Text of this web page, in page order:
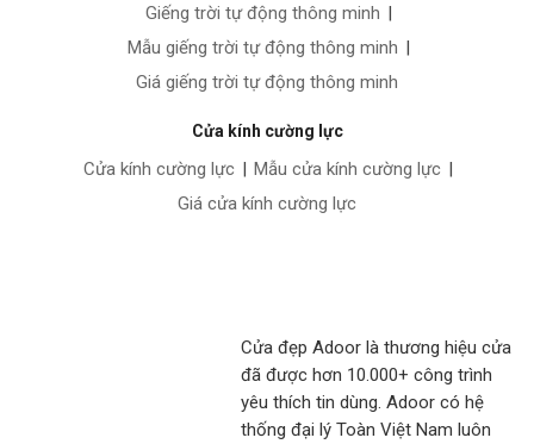
Giếng trời tự động thông minh |
Mẫu giếng trời tự động thông minh |
Giá giếng trời tự động thông minh
Cửa kính cường lực
Cửa kính cường lực | Mẫu cửa kính cường lực |
Giá cửa kính cường lực
Cửa đẹp Adoor là thương hiệu cửa
đã được hơn 10.000+ công trình
yêu thích tin dùng. Adoor có hệ
thống đại lý Toàn Việt Nam luôn